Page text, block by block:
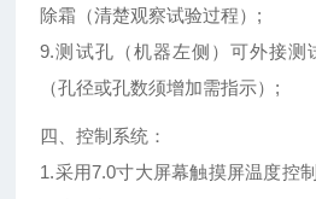
除霜（清楚观察试验过程）;
9.测试孔（机器左侧）可外接测
（孔径或孔数须增加需指示）;
四、控制系统：
1.采用7.0寸大屏幕触摸屏温度控